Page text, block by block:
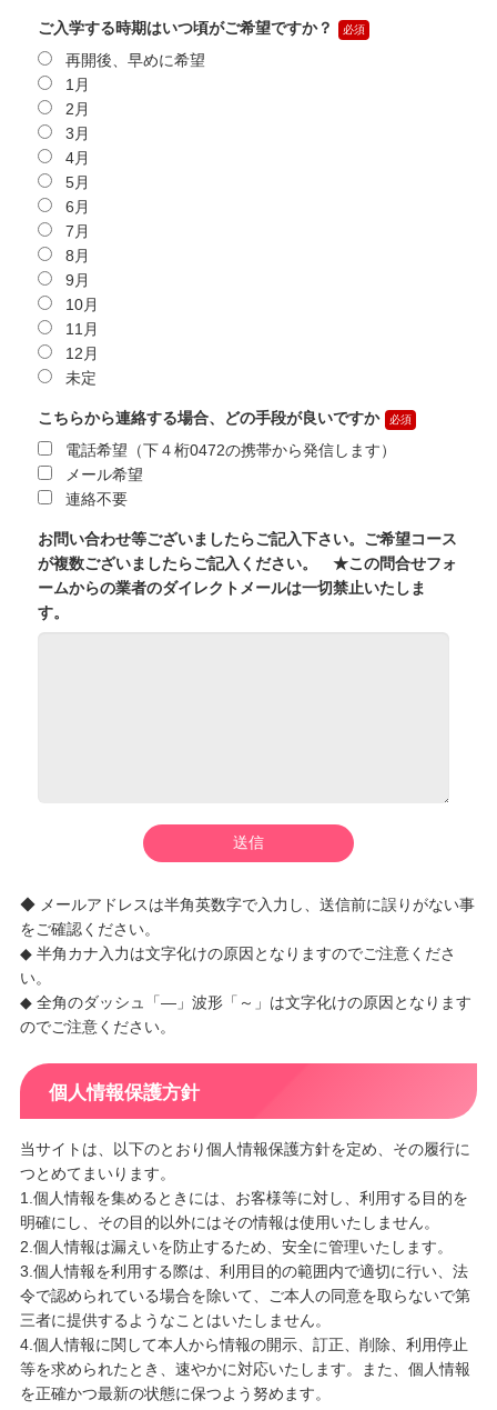
ご入学する時期はいつ頃がご希望ですか？
再開後、早めに希望
1月
2月
3月
4月
5月
6月
7月
8月
9月
10月
11月
12月
未定
こちらから連絡する場合、どの手段が良いですか
電話希望（下４桁0472の携帯から発信します）
メール希望
連絡不要
お問い合わせ等ございましたらご記入下さい。ご希望コース
が複数ございましたらご記入ください。 ★この問合せフォ
ームからの業者のダイレクトメールは一切禁止いたしま
す。
◆ メールアドレスは半角英数字で入力し、送信前に誤りがない事
をご確認ください。
◆ 半角カナ入力は文字化けの原因となりますのでご注意くださ
い。
◆ 全角のダッシュ「―」波形「～」は文字化けの原因となります
のでご注意ください。
個人情報保護方針
当サイトは、以下のとおり個人情報保護方針を定め、その履行に
つとめてまいります。
1.個人情報を集めるときには、お客様等に対し、利用する目的を
明確にし、その目的以外にはその情報は使用いたしません。
2.個人情報は漏えいを防止するため、安全に管理いたします。
3.個人情報を利用する際は、利用目的の範囲内で適切に行い、法
令で認められている場合を除いて、ご本人の同意を取らないで第
三者に提供するようなことはいたしません。
4.個人情報に関して本人から情報の開示、訂正、削除、利用停止
等を求められたとき、速やかに対応いたします。また、個人情報
を正確かつ最新の状態に保つよう努めます。